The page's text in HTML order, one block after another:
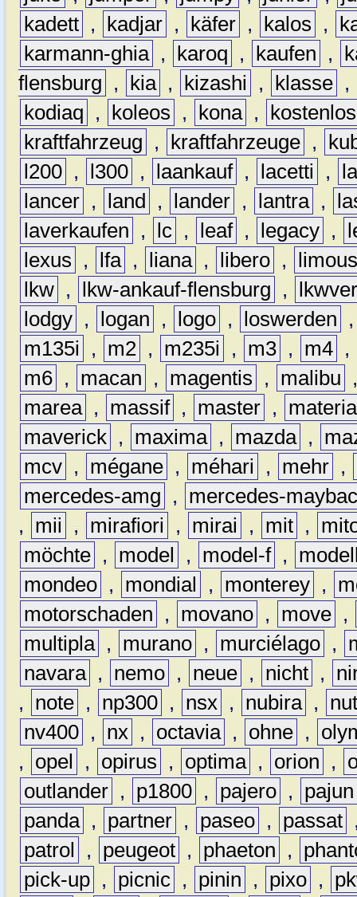
kadett , kadjar , käfer , kalos ,
karmann-ghia , karoq , kaufen ,
flensburg
, kia , kizashi , klasse ,
kodiaq
, koleos , kona ,
kostenlos
kraftfahrzeug
, kraftfahrzeuge ,
l200 , l300 , laankauf , lacetti ,
lancer , land , lander , lantra ,
laverkaufen
, lc , leaf , legacy ,
lexus
, lfa , liana , libero ,
lkw , lkw-ankauf-flensburg ,
lodgy , logan , logo , loswerden
m135i
, m2 , m235i , m3 , m4 ,
m6 , macan , magentis , malibu
marea , massif , master ,
materia
maverick , maxima , mazda ,
mcv , mégane , méhari , mehr ,
mercedes-amg
,
mercedes-
,
mii , mirafiori , mirai , mit ,
möchte , model , model-f ,
mondeo , mondial , monterey ,
motorschaden
, movano , move ,
multipla , murano , murciélago ,
navara , nemo , neue , nicht ,
,
note , np300 , nsx , nubira ,
nv400 , nx , octavia , ohne ,
,
opel , opirus , optima , orion ,
outlander , p1800 , pajero ,
pajun
panda , partner , paseo , passat
patrol
, peugeot , phaeton ,
pick-up , picnic , pinin , pixo ,